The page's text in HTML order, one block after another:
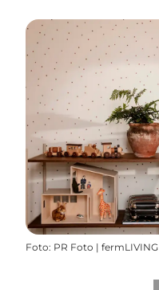
Foto: PR Foto | fermLIVING